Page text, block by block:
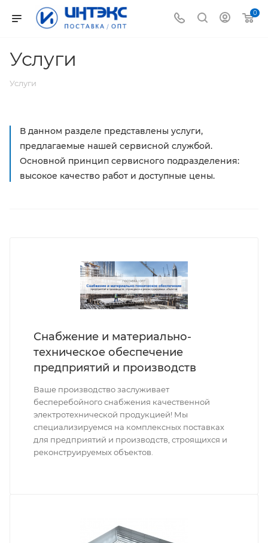
0
Услуги
Услуги
В данном разделе представлены услуги,
предлагаемые нашей сервисной службой.
Основной принцип сервисного подразделения:
высокое качество работ и доступные цены.
Снабжение и материально-
техническое обеспечение
предприятий и производств
Ваше производство заслуживает
бесперебойного снабжения качественной
электротехнической продукцией! Мы
специализируемся на комплексных поставках
для предприятий и производств, строящихся и
реконструируемых объектов.